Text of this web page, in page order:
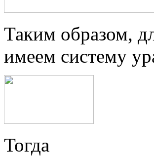
Таким образом,
имеем систему
Тогда